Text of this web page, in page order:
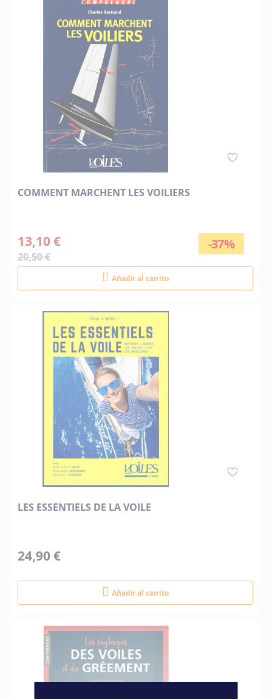
COMMENT MARCHENT LES VOILIERS
-37%
13,10 €
20,50 €
Añadir al carrito
LES ESSENTIELS DE LA VOILE
24,90 €
Añadir al carrito